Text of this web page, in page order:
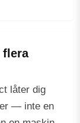
flera
låter dig
— inte en